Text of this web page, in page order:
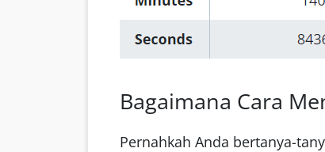
Bagaimana Cara
Pernahkah Anda bertanya-